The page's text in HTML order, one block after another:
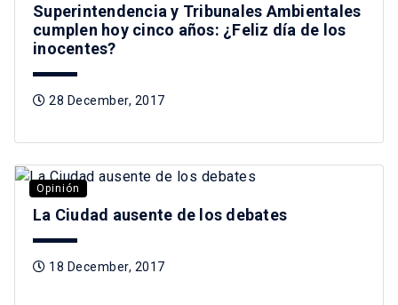
Superintendencia y Tribunales Ambientales
cumplen hoy cinco años: ¿Feliz día de los
inocentes?
28 December, 2017
Opinión
La Ciudad ausente de los debates
18 December, 2017